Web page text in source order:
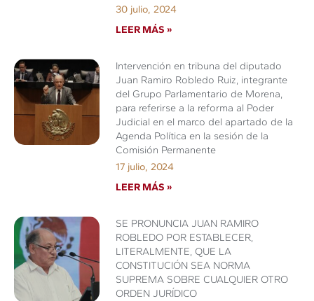
30 julio, 2024
LEER MÁS »
Intervención en tribuna del diputado
Juan Ramiro Robledo Ruiz, integrante
del Grupo Parlamentario de Morena,
para referirse a la reforma al Poder
Judicial en el marco del apartado de la
Agenda Política en la sesión de la
Comisión Permanente
17 julio, 2024
LEER MÁS »
SE PRONUNCIA JUAN RAMIRO
ROBLEDO POR ESTABLECER,
LITERALMENTE, QUE LA
CONSTITUCIÓN SEA NORMA
SUPREMA SOBRE CUALQUIER OTRO
ORDEN JURÍDICO